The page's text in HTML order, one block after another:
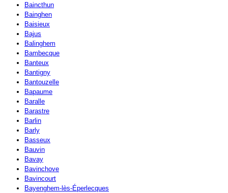
Baincthun
Bainghen
Baisieux
Bajus
Balinghem
Bambecque
Banteux
Bantigny
Bantouzelle
Bapaume
Baralle
Barastre
Barlin
Barly
Basseux
Bauvin
Bavay
Bavinchove
Bavincourt
Bayenghem-lès-Éperlecques